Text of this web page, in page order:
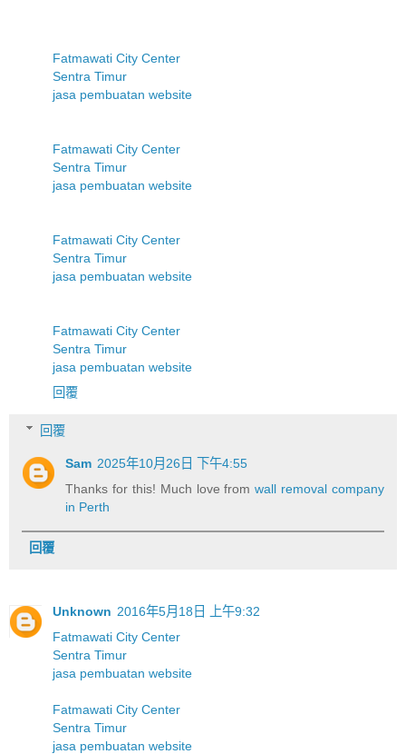
Fatmawati City Center
Sentra Timur
jasa pembuatan website
Fatmawati City Center
Sentra Timur
jasa pembuatan website
Fatmawati City Center
Sentra Timur
jasa pembuatan website
Fatmawati City Center
Sentra Timur
jasa pembuatan website
回覆
回覆
Sam 2025年10月26日 下午4:55
Thanks for this! Much love fromwall removal company
in Perth
回覆
Unknown 2016年5月18日 上午9:32
Fatmawati City Center
Sentra Timur
jasa pembuatan website
Fatmawati City Center
Sentra Timur
jasa pembuatan website